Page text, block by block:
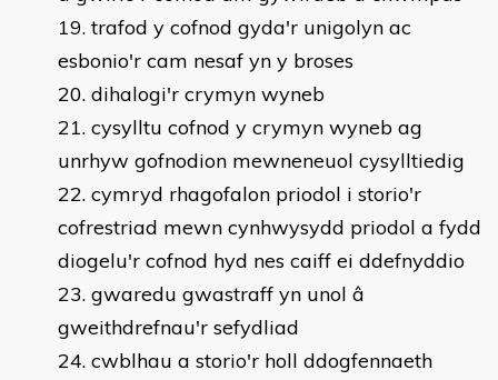
trafod y cofnod gyda'r unigolyn ac
esbonio'r cam nesaf yn y broses
dihalogi'r crymyn wyneb
cysylltu cofnod y crymyn wyneb ag
unrhyw gofnodion mewneneuol cysylltiedig
cymryd rhagofalon priodol i storio'r
cofrestriad mewn cynhwysydd priodol a fydd
diogelu'r cofnod hyd nes caiff ei ddefnyddio
gwaredu gwastraff yn unol â
gweithdrefnau'r sefydliad
cwblhau a storio'r holl ddogfennaeth